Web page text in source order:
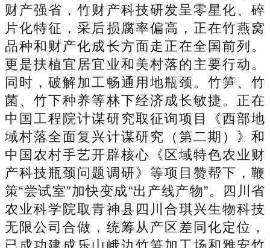
财产强省，竹财产科技研发呈零星化、碎
片化特征，采后损腐率偏高，正在竹燕窝
品种和财产化成长方面走正在全国前列。
更是扶植宜居宜业和美村落的主要行动。
同时，破解加工畅通用地瓶颈。竹笋、竹
菌、竹下种养等林下经济成长敏捷。正在
中国工程院计谋研究取征询项目《西部地
域村落全面复兴计谋研究（第二期）》和
中国农村手艺开辟核心《区域特色农业财
产科技瓶颈问题调研》等项目赞帮下，鞭
策“尝试室”加快变成“出产线产物”。四川省
农业科学院取青神县四川合琪兴生物科技
无限公司合做，统筹从产区差同化定位，